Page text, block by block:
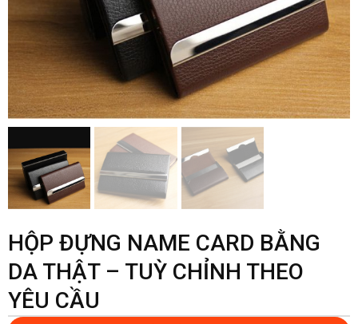
HỘP ĐỰNG NAME CARD BẰNG
DA THẬT – TUỲ CHỈNH THEO
YÊU CẦU